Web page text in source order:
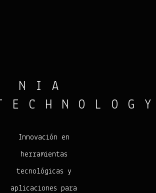
NIA
Innovación en
herramientas
tecnológicas y
aplicaciones para